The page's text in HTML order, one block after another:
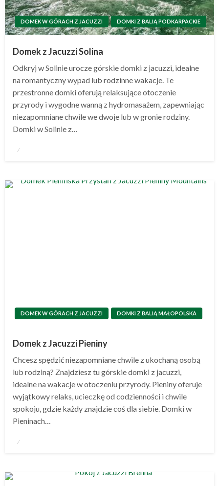
DOMEK W GÓRACH Z JACUZZI DOMKI Z BALIĄ PODKARPACKIE
Domek z Jacuzzi Solina
Odkryj w Solinie urocze górskie domki z jacuzzi, idealne
na romantyczny wypad lub rodzinne wakacje. Te
przestronne domki oferują relaksujące otoczenie
przyrody i wygodne wanną z hydromasażem, zapewniając
niezapomniane chwile we dwoje lub w gronie rodziny.
Domki w Solinie z…
Opublikowane
DOMEK W GÓRACH Z JACUZZI DOMKI Z BALIĄ MAŁOPOLSKA
Domek z Jacuzzi Pieniny
Chcesz spędzić niezapomniane chwile z ukochaną osobą
lub rodziną? Znajdziesz tu górskie domki z jacuzzi,
idealne na wakacje w otoczeniu przyrody. Pieniny oferuje
wyjątkowy relaks, ucieczkę od codzienności i chwile
spokoju, gdzie każdy znajdzie coś dla siebie. Domki w
Pieninach…
Opublikowane